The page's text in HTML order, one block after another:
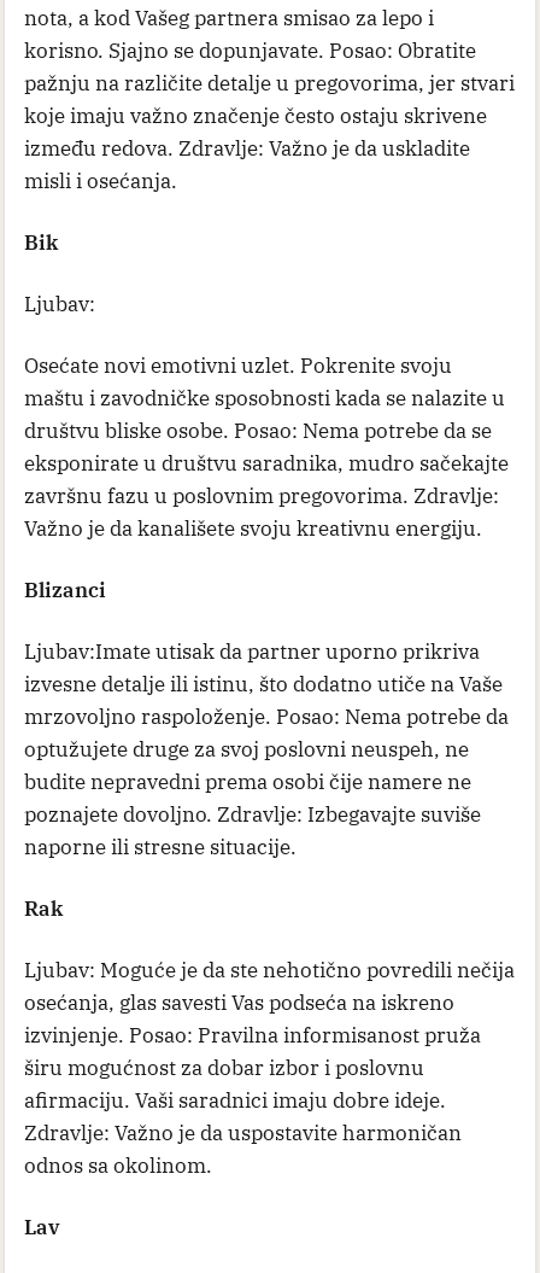
nota, a kod Vašeg partnera smisao za lepo i
korisno. Sjajno se dopunjavate. Posao: Obratite
pažnju na različite detalje u pregovorima, jer stvari
koje imaju važno značenje često ostaju skrivene
između redova. Zdravlje: Važno je da uskladite
misli i osećanja.
Bik
Ljubav:
Osećate novi emotivni uzlet. Pokrenite svoju
maštu i zavodničke sposobnosti kada se nalazite u
društvu bliske osobe. Posao: Nema potrebe da se
eksponirate u društvu saradnika, mudro sačekajte
završnu fazu u poslovnim pregovorima. Zdravlje:
Važno je da kanališete svoju kreativnu energiju.
Blizanci
Ljubav:Imate utisak da partner uporno prikriva
izvesne detalje ili istinu, što dodatno utiče na Vaše
mrzovoljno raspoloženje. Posao: Nema potrebe da
optužujete druge za svoj poslovni neuspeh, ne
budite nepravedni prema osobi čije namere ne
poznajete dovoljno. Zdravlje: Izbegavajte suviše
naporne ili stresne situacije.
Rak
Ljubav: Moguće je da ste nehotično povredili nečija
osećanja, glas savesti Vas podseća na iskreno
izvinjenje. Posao: Pravilna informisanost pruža
širu mogućnost za dobar izbor i poslovnu
afirmaciju. Vaši saradnici imaju dobre ideje.
Zdravlje: Važno je da uspostavite harmoničan
odnos sa okolinom.
Lav